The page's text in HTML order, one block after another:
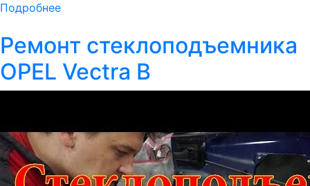
Подробнее
Ремонт стеклоподъемника
OPEL Vectra B